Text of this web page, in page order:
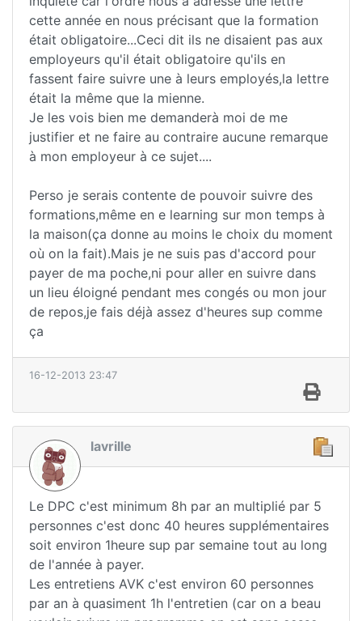
cette année en nous précisant que la formation
était obligatoire...Ceci dit ils ne disaient pas aux
employeurs qu'il était obligatoire qu'ils en
fassent faire suivre une à leurs employés,la lettre
était la même que la mienne.
Je les vois bien me demanderà moi de me
justifier et ne faire au contraire aucune remarque
à mon employeur à ce sujet....
Perso je serais contente de pouvoir suivre des
formations,même en e learning sur mon temps à
la maison(ça donne au moins le choix du moment
où on la fait).Mais je ne suis pas d'accord pour
payer de ma poche,ni pour aller en suivre dans
un lieu éloigné pendant mes congés ou mon jour
de repos,je fais déjà assez d'heures sup comme
ça
16-12-2013 23:47
lavrille
Le DPC c'est minimum 8h par an multiplié par 5
personnes c'est donc 40 heures supplémentaires
soit environ 1heure sup par semaine tout au long
de l'année à payer.
Les entretiens AVK c'est environ 60 personnes
par an à quasiment 1h l'entretien (car on a beau